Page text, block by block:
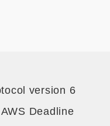
version 6
Deadline